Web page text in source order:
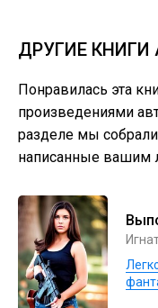
ДРУГИЕ КНИГИ
Понравилась эта
произведениями
разделе мы
написанные вашим